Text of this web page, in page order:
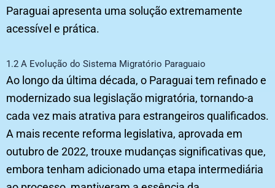
Paraguai apresenta uma solução extremamente
acessível e prática.
1.2 A Evolução do Sistema Migratório Paraguaio
Ao longo da última década, o Paraguai tem refinado e
modernizado sua legislação migratória, tornando-a
cada vez mais atrativa para estrangeiros qualificados.
A mais recente reforma legislativa, aprovada em
outubro de 2022, trouxe mudanças significativas que,
embora tenham adicionado uma etapa intermediária